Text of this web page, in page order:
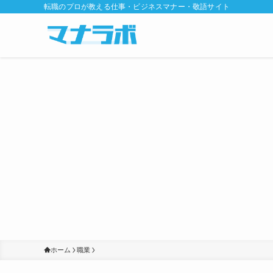
転職のプロが教える仕事・ビジネスマナー・敬語サイト
ホーム 職業